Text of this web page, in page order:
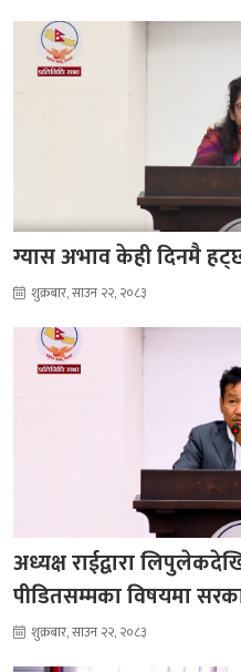
ग्यास अभाव केही दिनमै हट्छ
शुक्रबार, साउन २२, २०८३
अध्यक्ष राईद्वारा
पीडितसम्मका विषयमा
शुक्रबार, साउन २२, २०८३